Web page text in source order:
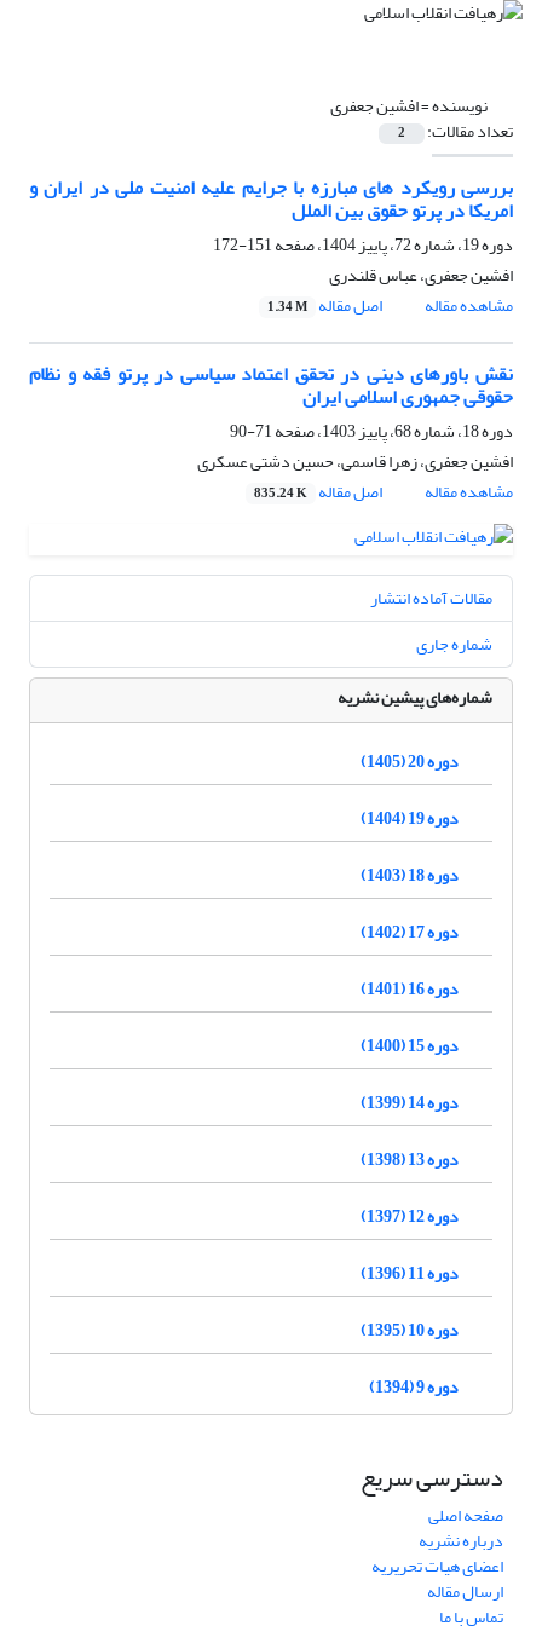
نویسنده =افشین جعفری
تعداد مقالات: 2
بررسی رویکرد های مبارزه با جرایم علیه امنیت ملی در ایران و
امریکا در پرتو حقوق بین­ الملل
دوره 19، شماره 72، پاییز 1404، صفحه
151-172
افشین جعفری، عباس قلندری
مشاهده مقاله
اصل مقاله 1.34 M
نقش باورهای دینی در تحقق اعتماد سیاسی در پرتو فقه و نظام
حقوقی جمهوری اسلامی ایران
دوره 18، شماره 68، پاییز 1403، صفحه
71-90
افشین جعفری، زهرا قاسمی، حسین دشتی عسکری
مشاهده مقاله
اصل مقاله 835.24 K
مقالات آماده انتشار
شماره جاری
شماره‌های پیشین نشریه
دوره 20 (1405)
دوره 19 (1404)
دوره 18 (1403)
دوره 17 (1402)
دوره 16 (1401)
دوره 15 (1400)
دوره 14 (1399)
دوره 13 (1398)
دوره 12 (1397)
دوره 11 (1396)
دوره 10 (1395)
دوره 9 (1394)
دسترسی سریع
صفحه اصلی
درباره نشریه
اعضای هیات تحریریه
ارسال مقاله
تماس با ما